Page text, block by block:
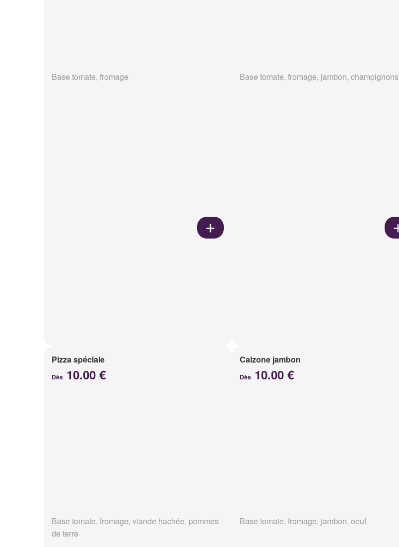
Base tomate, fromage Base tomate, fromage, jambon, champignons
Pizza spéciale
Dès 10.00 €
Base tomate, fromage, viande hachée, pommes
de terre
Calzone jambon
Dès10.00 €
Base tomate, fromage, jambon, oeuf